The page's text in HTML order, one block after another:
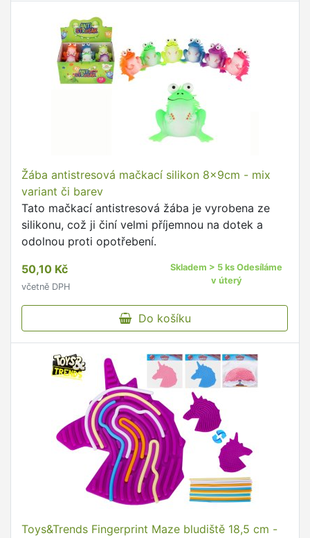
Žába antistresová mačkací silikon 8x9cm - mix
variant či barev
Tato mačkací antistresová žába je vyrobena ze
silikonu, což ji činí velmi příjemnou na dotek a
odolnou proti opotřebení.
50,10 Kč
včetně DPH
Skladem > 5 ks Odesíláme
v úterý
Do košíku
Toys&Trends Fingerprint Maze bludiště 18,5 cm -